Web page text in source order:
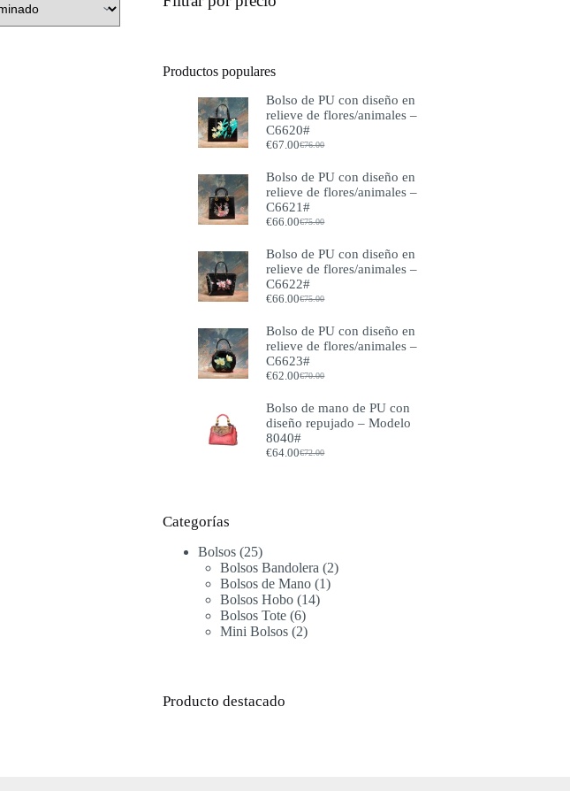
Productos populares
Bolso de PU con diseño en
relieve de flores/animales –
C6620#
€76.00
El
original
era:
€76.00.
€67.00El
actual
es:
€67.00.
Bolso de PU con diseño en
relieve de flores/animales –
C6621#
€75.00
El
original
era:
€75.00.
€66.00El
actual
es:
€66.00.
Bolso de PU con diseño en
relieve de flores/animales –
C6622#
€75.00
El
original
era:
€75.00.
€66.00El
actual
es:
€66.00.
Bolso de PU con diseño en
relieve de flores/animales –
C6623#
€70.00
El
original
era:
€70.00.
€62.00El
actual
es:
€62.00.
Bolso de mano de PU con
diseño repujado – Modelo
8040#
€72.00
El
€64.00El
Categorías
Bolsos 2525
productos
Bolsos Bandolera 22
Bolsos de Mano 11
Bolsos Hobo 1414
Bolsos Tote 66
productos
Mini Bolsos 22
Producto destacado